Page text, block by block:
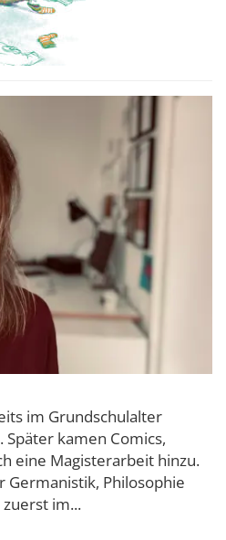
im Grundschulalter
Später kamen Comics,
eine Magisterarbeit hinzu.
Germanistik, Philosophie
im...